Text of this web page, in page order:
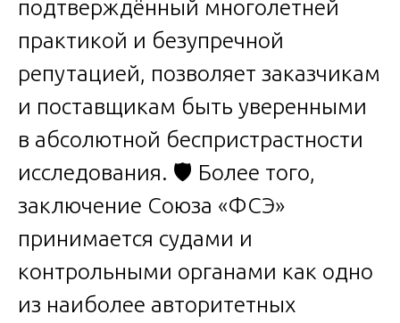
подтверждённый многолетней
практикой и безупречной
репутацией, позволяет заказчикам
и поставщикам быть уверенными
в абсолютной беспристрастности
исследования. 🛡️ Более того,
заключение Союза «ФСЭ»
принимается судами и
контрольными органами как одно
из наиболее авторитетных